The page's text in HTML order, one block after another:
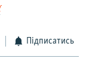
Підписатись